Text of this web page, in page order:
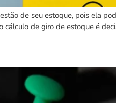
de seu estoque, pois ela
de giro de estoque é